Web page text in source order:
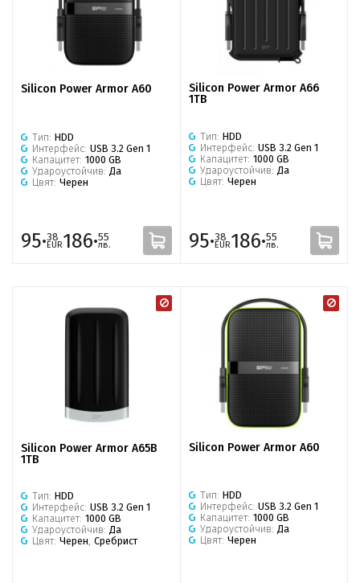
Silicon Power Armor A60
Тип: HDD
Интерфейс: USB 3.2 Gen 1
Капацитет: 1000 GB
Удароустойчив: Да
Цвят: Черен
95·38
EUR186·55
лв.
Silicon Power Armor A66
1TB
Тип: HDD
Интерфейс: USB 3.2 Gen 1
Капацитет: 1000 GB
Удароустойчив: Да
Цвят: Черен
95·38
EUR186·55
лв.
Silicon Power Armor A65B
1TB
Тип: HDD
Интерфейс: USB 3.2 Gen 1
Капацитет: 1000 GB
Удароустойчив: Да
Цвят: Черен, Сребрист
Silicon Power Armor A60
Тип: HDD
Интерфейс: USB 3.2 Gen 1
Капацитет: 1000 GB
Удароустойчив: Да
Цвят: Черен